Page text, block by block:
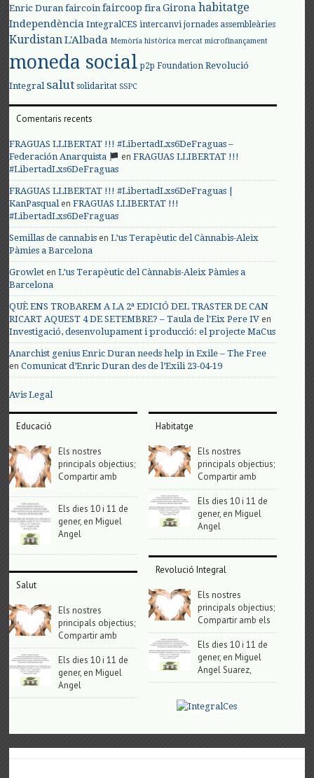
Enric Duran faircoin faircoop fira Girona habitatge
Independència IntegralCES intercanvi jornades assembleàries
KurdistanL'Albada Memòria històrica mercat microfinançament
moneda social p2p Foundation Revolució
Integral salut solidaritat SSPC
Comentaris recents
FRAGUAS LLIBERTAT !!! #LibertadLxs6DeFraguas –
Federación Anarquista
enFRAGUAS LLIBERTAT !!!
#LibertadLxs6DeFraguas
FRAGUAS LLIBERTAT !!! #LibertadLxs6DeFraguas |
KanPasqualenFRAGUAS LLIBERTAT !!!
#LibertadLxs6DeFraguas
Semillas de cannabis enL’us Terapèutic del Cànnabis-Aleix
Pàmies a Barcelona
Growlet enL’us Terapèutic del Cànnabis-Aleix Pàmies a
Barcelona
QUÈ ENS TROBAREM A LA 2ª EDICIÓ DEL TRASTER DE CAN
RICART AQUEST 4 DE SETEMBRE? – Taula de l'Eix Pere IV en
Investigació, desenvolupament i producció: el projecte MaCus
Anarchist genius Enric Duran needs help in Exile – The Free
enComunicat d’Enric Duran des de l’Exili 23-04-19
Avis Legal
Educació
Els nostres
principals objectius;
Compartir amb
Els dies 10 i 11 de
gener, en Miguel
Angel
Salut
Els nostres
principals objectius;
Compartir amb
Els dies 10 i 11 de
gener, en Miguel
Angel
Habitatge
Els nostres
principals objectius;
Compartir amb
Els dies 10 i 11 de
gener, en Miguel
Angel
Revolució Integral
Els nostres
principals objectius;
Compartir amb els
Els dies 10 i 11 de
gener, en Miguel
Angel Suarez,